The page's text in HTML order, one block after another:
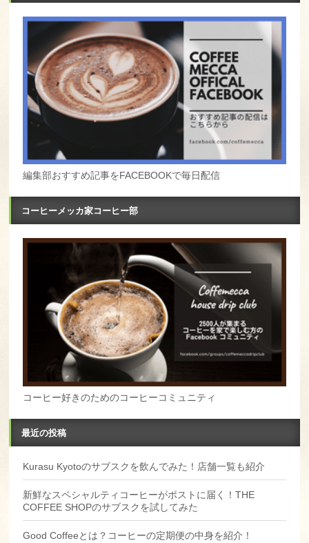
編集部おすすめ記事をFACEBOOKで毎日配信
コーヒーメッカ家コーヒー部
コーヒー好きのためのコーヒーコミュニティ
最近の投稿
Kurasu Kyotoのサブスクを飲んでみた！店舗一覧も紹介
新鮮なスペシャルティコーヒーがポストに届く！THE
COFFEE SHOPのサブスクを試してみた
Good Coffeeとは？コーヒーの定期便の中身を紹介！